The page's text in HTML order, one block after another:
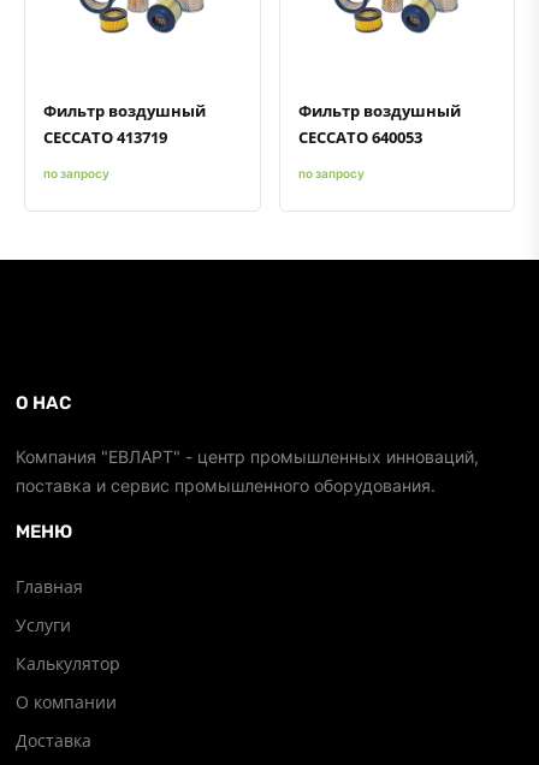
Быстрый просмотрДобавить к сравнению
Добавить в избранное
Фильтр воздушный
CECCATO 413719
по запросу
Быстрый просмотрДобавить к сравнению
Добавить в избранное
Фильтр воздушный
CECCATO 640053
по запросу
О НАС
Компания "ЕВЛАРТ" - центр промышленных инноваций,
поставка и сервис промышленного оборудования.
МЕНЮ
Главная
Услуги
Калькулятор
О компании
Доставка